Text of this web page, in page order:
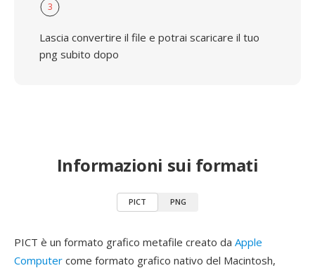
3
Lascia convertire il file e potrai scaricare il tuo
png subito dopo
Informazioni sui formati
PICT PNG
PICT è un formato grafico metafile creato da Apple
Computer come formato grafico nativo del Macintosh,